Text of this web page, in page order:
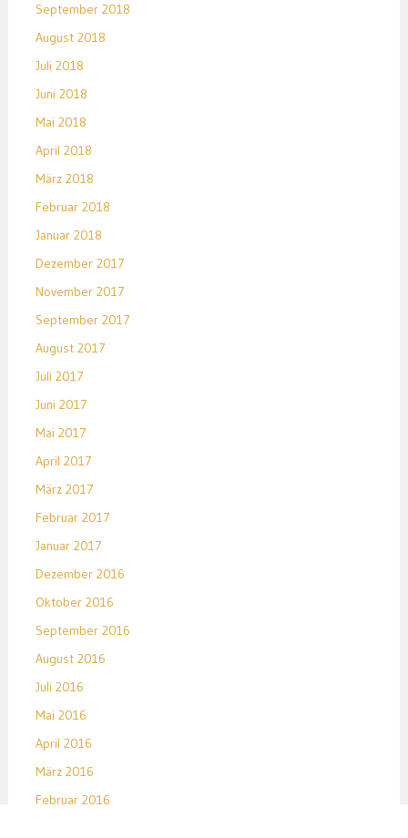
September 2018
August 2018
Juli 2018
Juni 2018
Mai 2018
April 2018
März 2018
Februar 2018
Januar 2018
Dezember 2017
November 2017
September 2017
August 2017
Juli 2017
Juni 2017
Mai 2017
April 2017
März 2017
Februar 2017
Januar 2017
Dezember 2016
Oktober 2016
September 2016
August 2016
Juli 2016
Mai 2016
April 2016
März 2016
Februar 2016